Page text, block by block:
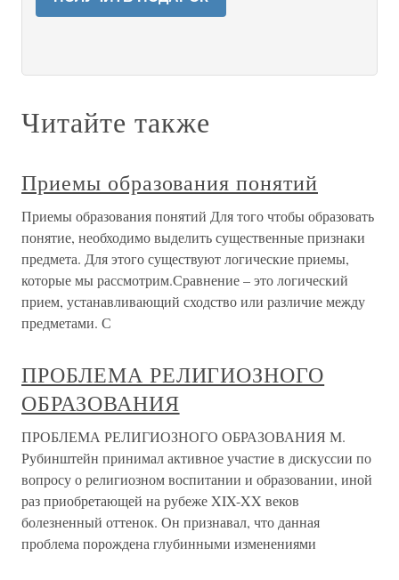
Читайте также
Приемы образования понятий
Приемы образования понятий Для того чтобы образовать
понятие, необходимо выделить существенные признаки
предмета. Для этого существуют логические приемы,
которые мы рассмотрим.Сравнение – это логический
прием, устанавливающий сходство или различие между
предметами. С
ПРОБЛЕМА РЕЛИГИОЗНОГО
ОБРАЗОВАНИЯ
ПРОБЛЕМА РЕЛИГИОЗНОГО ОБРАЗОВАНИЯ М.
Рубинштейн принимал активное участие в дискуссии по
вопросу о религиозном воспитании и образовании, иной
раз приобретающей на рубеже XIX-XX веков
болезненный оттенок. Он признавал, что данная
проблема порождена глубинными изменениями